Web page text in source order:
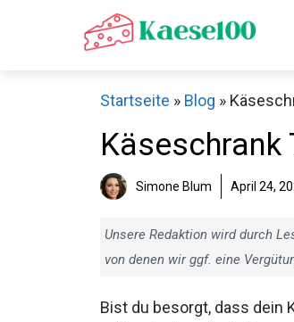
Startseite » Blog »
Simone Blum April 24,
Unsere Redaktion wird durch
von denen wir ggf. eine
Bist du besorgt, dass dein